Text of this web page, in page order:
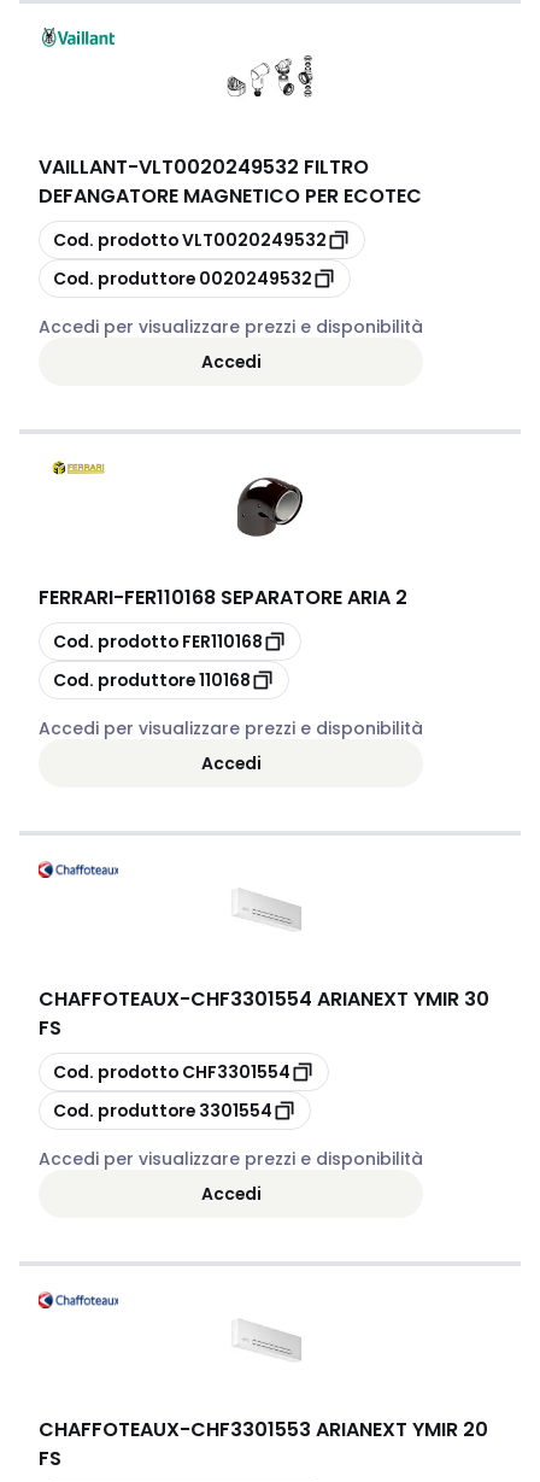
VAILLANT-VLT0020249532 FILTRO
DEFANGATORE MAGNETICO PER ECOTEC
copia
Cod. prodottoVLT0020249532
copia
Cod. produttore 0020249532
Accedi per visualizzare prezzi e disponibilità
Accedi
FERRARI-FER110168 SEPARATORE ARIA 2
copia
Cod. prodotto FER110168
copia
Cod. produttore110168
Accedi per visualizzare prezzi e disponibilità
Accedi
CHAFFOTEAUX-CHF3301554 ARIANEXT YMIR 30
FS
copia
Cod. prodotto CHF3301554
copia
Cod. produttore 3301554
Accedi per visualizzare prezzi e disponibilità
Accedi
CHAFFOTEAUX-CHF3301553 ARIANEXT YMIR 20
FS